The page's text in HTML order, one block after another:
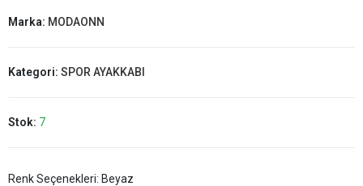
Marka: MODAONN
Kategori: SPOR AYAKKABI
Stok: 7
Renk Seçenekleri: Beyaz